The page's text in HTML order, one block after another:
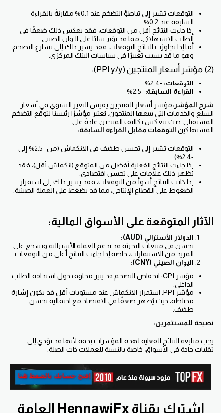
التوقعات تشير إلى تباطؤ التضخم عند 0.1% مقارنةً بالقراءة
السابقة عند 0.2%.
إذا جاءت النتائج أقل من التوقعات، فقد يعكس ذلك ضعفًا في
الطلب الاستهلاكي، مما قد يؤثر سلبًا على اليوان الصيني.
أما إذا تجاوزت النتائج التوقعات، فقد يشير ذلك إلى تسارع التضخم،
وهو ما قد يسبب تغييرًا في سياسات البنك المركزي.
(2) مؤشر أسعار المنتجين (PPI y/y):
التوقعات: -2.4%
القراءة السابقة: -2.5%
شرح المؤشر:مؤشر أسعار المنتجين يقيس التغير السنوي في أسعار
السلع والخدمات التي يبيعها المنتجون. يُعتبر مؤشرًا رئيسيًا لتوقع التضخم
المستقبلي، حيث تنعكس تكاليف المنتجين عادةً على
المستهلكين. التوقعات مقابل القراءة السابقة:
التوقعات تشير إلى تحسن طفيف في الانكماش (من -2.5% إلى
-2.4%).
إذا جاءت النتائج الفعلية أفضل من المتوقع (انكماش أقل)، فقد
يُظهر ذلك علامات على تحسن اقتصادي.
إذا كانت النتائج أسوأ من التوقعات، فقد يشير ذلك إلى استمرار
الضغوط على القطاع الإنتاجي، مما قد يضغط على العملة الصينية.
الآثار المتوقعة على الأسواق المالية:
الدولار الأسترالي (AUD):
تحسن في مبيعات التجزئة قد يدعم العملة الأسترالية ويشجع على
المزيد من الاستثمارات، خاصة إذا جاءت النتائج أعلى من التوقعات.
اليوان الصيني (CNY):
مؤشر CPI: انخفاض التضخم قد يثير مخاوف حول استدامة الطلب
الداخلي.
مؤشر PPI: استمرار الانكماش عند مستويات أقل قد يكون إشارة
مختلطة، حيث يُظهر ضعفًا في الاقتصاد مع احتمالية تحسن
طفيف.
نصيحة للمستثمرين:
يجب متابعة النتائج الفعلية لهذه المؤشرات بدقة لأنها قد تؤدي إلى
تقلبات حادة في الأسواق، خاصة بالنسبة للعملات ذات الصلة.
اشترك بقناة HennawiFx العامة